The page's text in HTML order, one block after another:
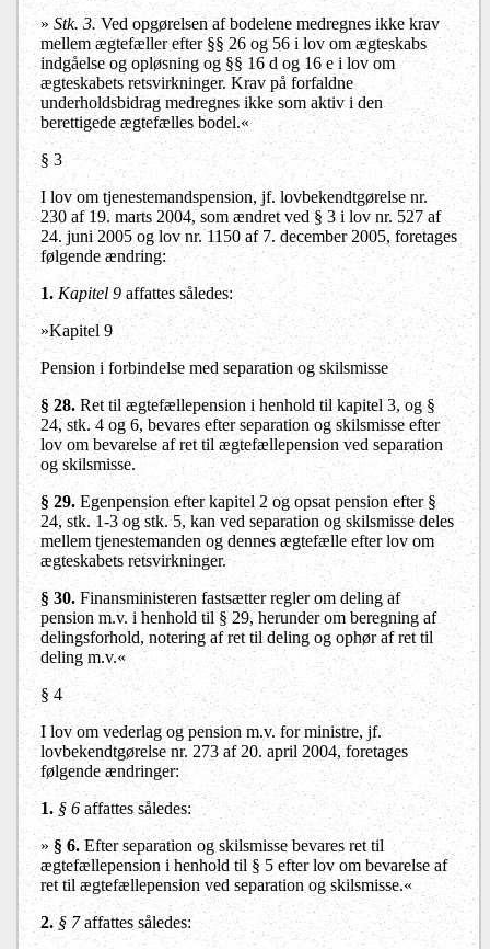
»Stk. 3.Ved opgørelsen af bodelene medregnes ikke krav
mellem ægtefæller efter §§ 26 og 56 i lov om ægteskabs
indgåelse og opløsning og §§ 16 d og 16 e i lov om
ægteskabets retsvirkninger. Krav på forfaldne
underholdsbidrag medregnes ikke som aktiv i den
berettigede ægtefælles bodel.«
§ 3
I lov om tjenestemandspension, jf. lovbekendtgørelse nr.
230 af 19. marts 2004, som ændret ved § 3 i lov nr. 527 af
24. juni 2005 og lov nr. 1150 af 7. december 2005, foretages
følgende ændring:
1.Kapitel 9affattes således:
»Kapitel 9
Pension i forbindelse med separation og skilsmisse
§ 28.Ret til ægtefællepension i henhold til kapitel 3, og §
24, stk. 4 og 6, bevares efter separation og skilsmisse efter
lov om bevarelse af ret til ægtefællepension ved separation
og skilsmisse.
§ 29.Egenpension efter kapitel 2 og opsat pension efter §
24, stk. 1-3 og stk. 5, kan ved separation og skilsmisse deles
mellem tjenestemanden og dennes ægtefælle efter lov om
ægteskabets retsvirkninger.
§ 30.Finansministeren fastsætter regler om deling af
pension m.v. i henhold til § 29, herunder om beregning af
delingsforhold, notering af ret til deling og ophør af ret til
deling m.v.«
§ 4
I lov om vederlag og pension m.v. for ministre, jf.
lovbekendtgørelse nr. 273 af 20. april 2004, foretages
følgende ændringer:
1. § 6affattes således:
» § 6.Efter separation og skilsmisse bevares ret til
ægtefællepension i henhold til § 5 efter lov om bevarelse af
ret til ægtefællepension ved separation og skilsmisse.«
2.§ 7affattes således: